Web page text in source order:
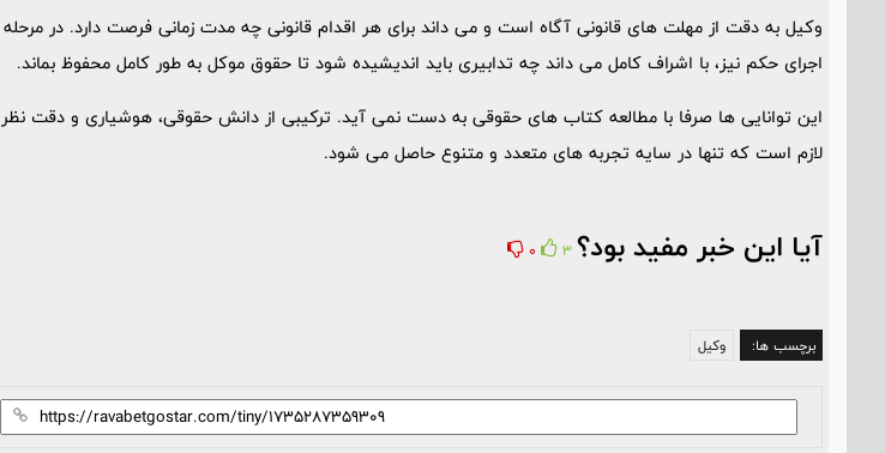
وکیل به دقت از مهلت های قانونی آگاه است و می داند برای هر اقدام قانونی چه مدت زمانی فرصت دارد. در مرحله
اجرای حکم نیز، با اشراف کامل می داند چه تدابیری باید اندیشیده شود تا حقوق موکل به طور کامل محفوظ بماند.
این توانایی ها صرفا با مطالعه کتاب های حقوقی به دست نمی آید. ترکیبی از دانش حقوقی، هوشیاری و دقت نظر
لازم است که تنها در سایه تجربه های متعدد و متنوع حاصل می شود.
آیا این خبر مفید بود؟3
0
برچسب ها: وکیل